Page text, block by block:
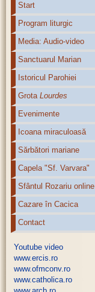
Start
Program liturgic
Media: Audio-video
Sanctuarul Marian
Istoricul Parohiei
Grota Lourdes
Evenimente
Icoana miraculoasă
Sărbători mariane
Capela "Sf. Varvara"
Sfântul Rozariu online
Cazare în Cacica
Contact
Youtube video
www.ercis.ro
www.ofmconv.ro
www.catholica.ro